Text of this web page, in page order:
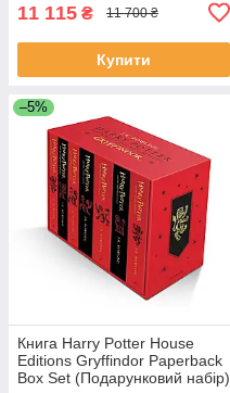
11 115 ₴ 11 700 ₴
Купити
–5%
Книга Harry Potter House
Editions Gryffindor Paperback
Box Set (Подарунковий набір)